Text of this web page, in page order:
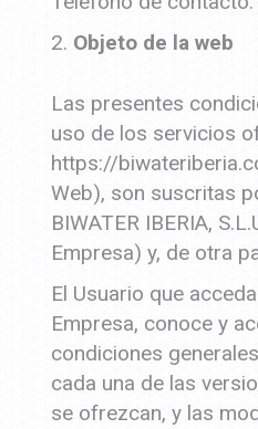
Objeto de la web
Las presentes
uso de los servicios
https://
Web), son suscritas
BIWATER IBERIA,
Empresa) y, de otra
El Usuario que
Empresa, conoce y
condiciones
cada una de las
se ofrezcan, y las